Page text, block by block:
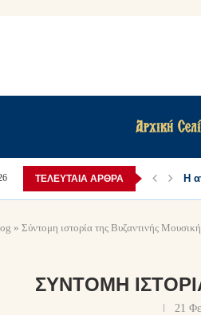
Αρχική
ΤΕΛΕΥΤΑΊΑ ΆΡΘΡΑ
» Σύντομη ιστορία της Βυζαντινής
ΣΎΝΤΟΜΗ
21